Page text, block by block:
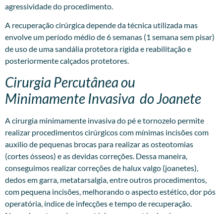
agressividade do procedimento.
A recuperação cirúrgica depende da técnica utilizada mas
envolve um período médio de 6 semanas (1 semana sem pisar)
de uso de uma sandália protetora rígida e reabilitação e
posteriormente calçados protetores.
Cirurgia Percutânea ou
Minimamente Invasiva do Joanete
Acirurgia minimamente invasivado pé e tornozelo permite
realizar procedimentos cirúrgicos com mínimas incisões com
auxilio de pequenas brocas para realizar as osteotomias
(cortes ósseos) e as devidas correções. Dessa maneira,
conseguimos realizar correções de halux valgo (joanetes),
dedos em garra, metatarsalgia, entre outros procedimentos,
com pequena incisões, melhorando o aspecto estético, dor pós
operatória, índice de infecções e tempo de recuperação.